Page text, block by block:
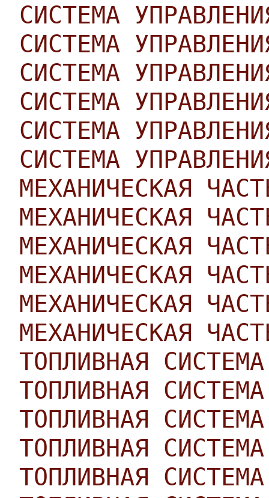
СИСТЕМА
СИСТЕМА
СИСТЕМА
СИСТЕМА
СИСТЕМА
СИСТЕМА
МЕХАНИЧЕСКАЯ
МЕХАНИЧЕСКАЯ
МЕХАНИЧЕСКАЯ
МЕХАНИЧЕСКАЯ
МЕХАНИЧЕСКАЯ
МЕХАНИЧЕСКАЯ
ТОПЛИВНАЯ
ТОПЛИВНАЯ
ТОПЛИВНАЯ
ТОПЛИВНАЯ
ТОПЛИВНАЯ